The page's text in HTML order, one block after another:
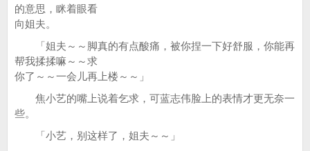
的意思，眯着眼看
向姐夫。
「姐夫～～脚真的有点酸痛，被你捏一下好舒服，你能再
帮我揉揉嘛～～求
你了～～一会儿再上楼～～」
焦小艺的嘴上说着乞求，可蓝志伟脸上的表情才更无奈一
些。
「小艺，别这样了，姐夫～～」